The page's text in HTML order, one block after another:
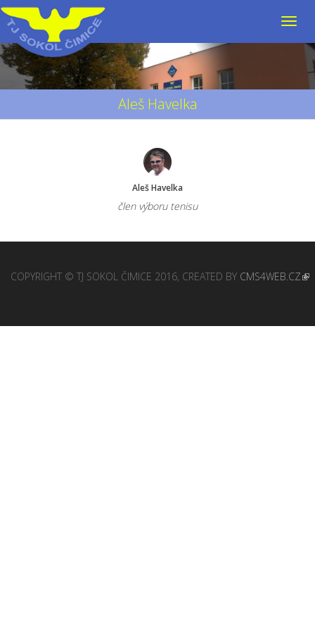
Aleš Havelka
Aleš Havelka
člen výboru tenisu
COPYRIGHT © TJ SOKOL ČIMICE 2016, CREATED BY CMS4WEB.CZ